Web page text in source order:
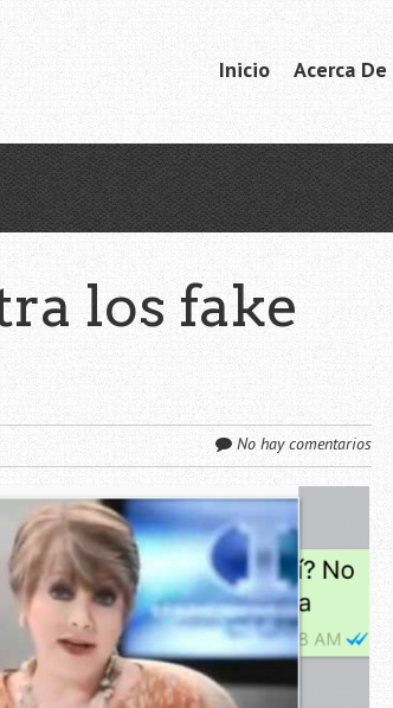
Menú
al
contenido
Inicio Acerca De
los fake
No hay comentarios